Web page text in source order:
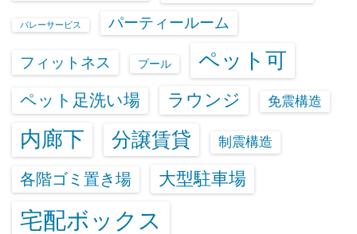
バレーサービス パーティールーム
フィットネス プール ペット可
ペット足洗い場 ラウンジ 免震構造
内廊下 分譲賃貸 制震構造
各階ゴミ置き場 大型駐車場
宅配ボックス